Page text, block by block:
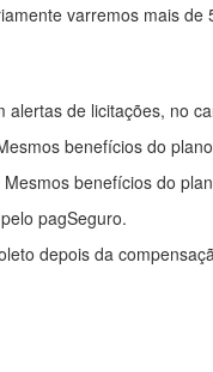
varremos mais
de licitações, no
benefícios do
benefícios do
pagSeguro.
depois da